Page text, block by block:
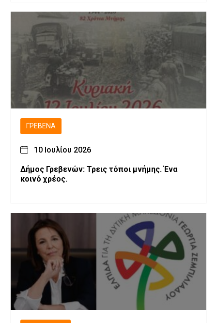
ΓΡΕΒΕΝΆ
10 Ιουλίου 2026
Δήμος Γρεβενών: Τρεις τόποι μνήμης. Ένα
κοινό χρέος.